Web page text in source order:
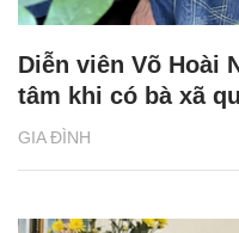
GIA ĐÌNH
Diễn viên Võ Hoài
tâm khi có bà xã